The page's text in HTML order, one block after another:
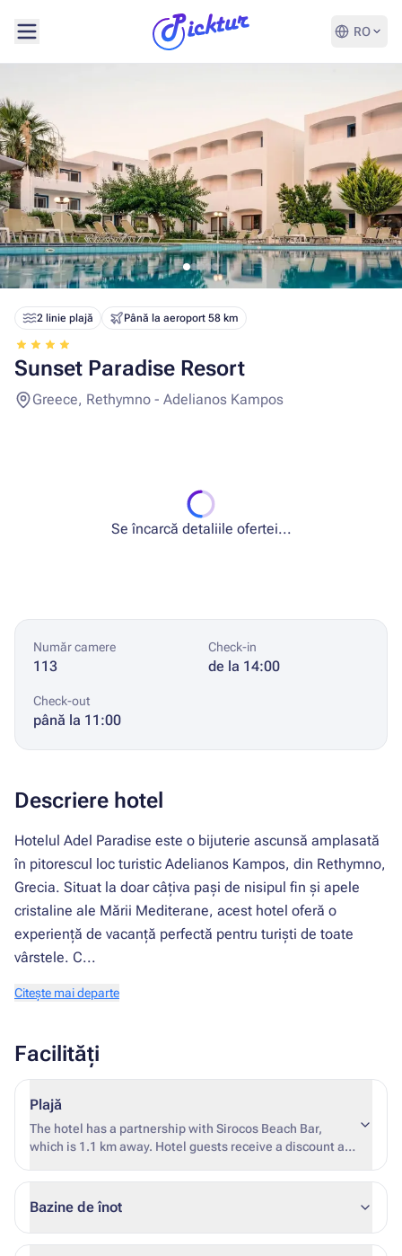
RO
2 linie plajă Până la aeroport 58 km
Sunset Paradise Resort
Greece, Rethymno - Adelianos Kampos
Se încarcă detaliile ofertei...
Număr camere
113
Check-in
de la 14:00
Check-out
până la 11:00
Descriere hotel
Hotelul Adel Paradise este o bijuterie ascunsă amplasată
în pitorescul loc turistic Adelianos Kampos, din Rethymno,
Grecia. Situat la doar câțiva pași de nisipul fin și apele
cristaline ale Mării Mediterane, acest hotel oferă o
experiență de vacanță perfectă pentru turiști de toate
vârstele. C...
Citește mai departe
Facilități
Plajă
The hotel has a partnership with Sirocos Beach Bar,
which is 1.1 km away. Hotel guests receive a discount at
charge with a minimum purchase of 3 euros at the bar
(season 2024)
Bazine de înot